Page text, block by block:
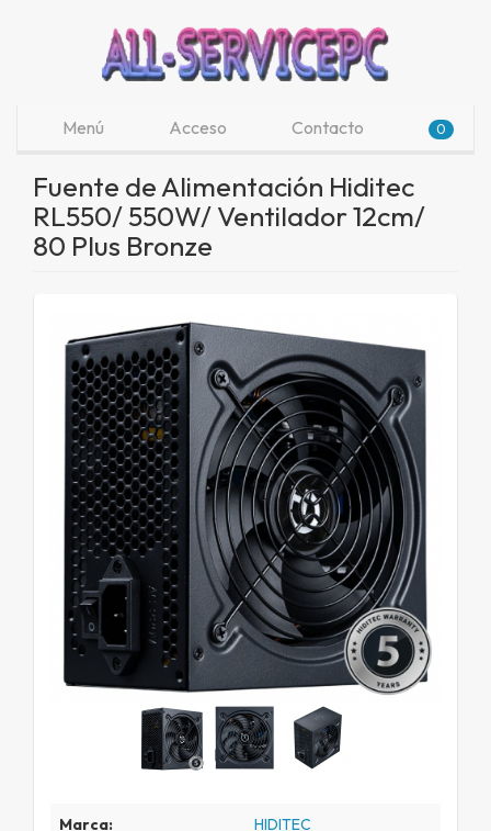
Menú Acceso Contacto 0
Fuente de Alimentación Hiditec
RL550/ 550W/ Ventilador 12cm/
80 Plus Bronze
Marca: HIDITEC